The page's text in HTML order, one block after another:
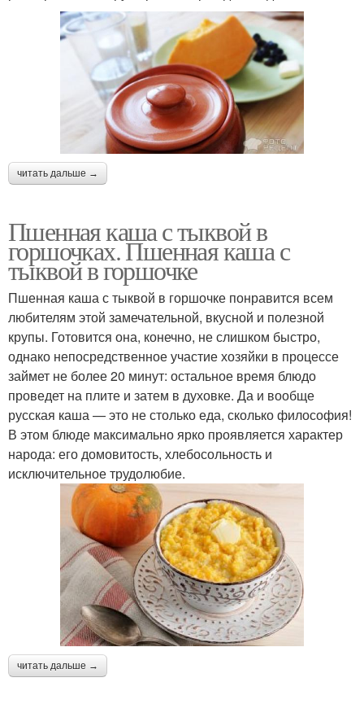
читать дальше →
Пшенная каша с тыквой в
горшочках. Пшенная каша с
тыквой в горшочке
Пшенная каша с тыквой в горшочке понравится всем
любителям этой замечательной, вкусной и полезной
крупы. Готовится она, конечно, не слишком быстро,
однако непосредственное участие хозяйки в процессе
займет не более 20 минут: остальное время блюдо
проведет на плите и затем в духовке. Да и вообще
русская каша — это не столько еда, сколько философия!
В этом блюде максимально ярко проявляется характер
народа: его домовитость, хлебосольность и
исключительное трудолюбие.
читать дальше →